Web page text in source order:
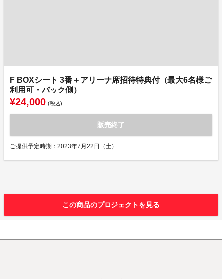
F BOXシート 3番＋アリーナ席招待特典付（最大6名様ご
利用可・バック側）
¥24,000 (税込)
販売終了
ご提供予定時期：2023年7月22日（土）
この商品のプロジェクトを見る